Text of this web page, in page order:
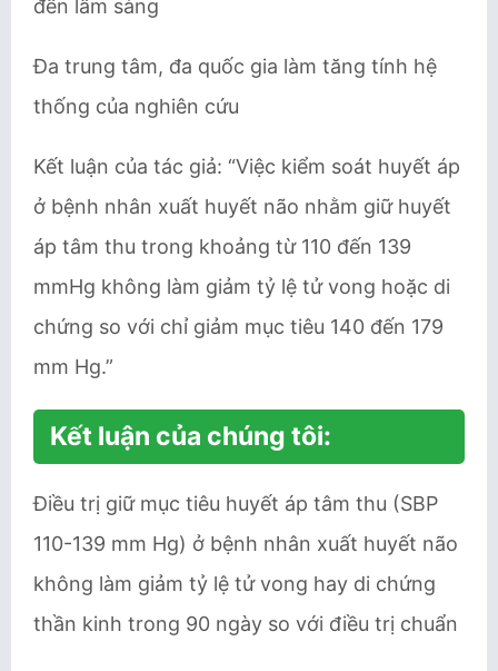
đến lâm sàng
Đa trung tâm, đa quốc gia làm tăng tính hệ
thống của nghiên cứu
Kết luận của tác giả: “Việc kiểm soát huyết áp
ở bệnh nhân xuất huyết não nhằm giữ huyết
áp tâm thu trong khoảng từ 110 đến 139
mmHg không làm giảm tỷ lệ tử vong hoặc di
chứng so với chỉ giảm mục tiêu 140 đến 179
mm Hg.”
Kết luận của chúng tôi:
Điều trị giữ mục tiêu huyết áp tâm thu (SBP
110-139 mm Hg) ở bệnh nhân xuất huyết não
không làm giảm tỷ lệ tử vong hay di chứng
thần kinh trong 90 ngày so với điều trị chuẩn